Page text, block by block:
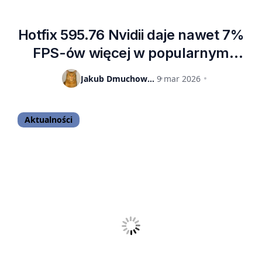
Hotfix 595.76 Nvidii daje nawet 7%
FPS-ów więcej w popularnym
benchmarku – warto go pobrać już
Jakub Dmuchowski 9 mar 2026
Aktualności